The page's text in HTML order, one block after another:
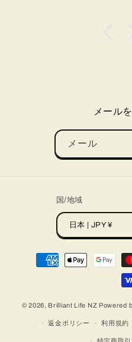
メール
メール
国/地域
日本 | JPY ¥
法
© 2026, Brilliant Life NZ Powered
返金ポリシー 利用規約